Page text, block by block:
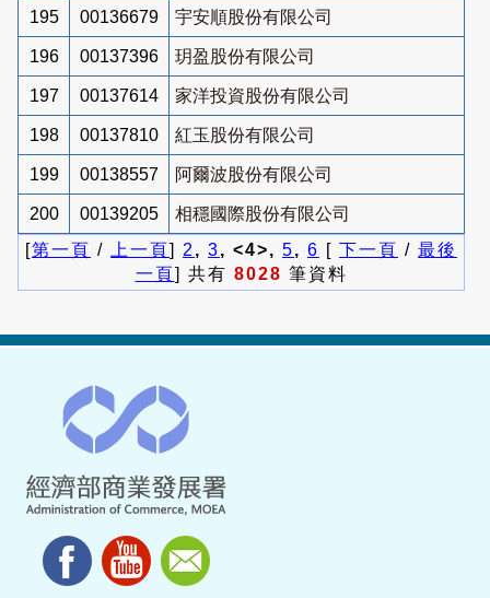
195 00136679 宇安順股份有限公司
196 00137396 玥盈股份有限公司
197 00137614 家洋投資股份有限公司
198 00137810 紅玉股份有限公司
199 00138557 阿爾波股份有限公司
200 00139205
相穩國際股份有限公司
[第一頁 / 上一頁] 2 , 3, <4>, 5, 6 [ 下一頁 / 最後
一頁] 共有 8028 筆資料